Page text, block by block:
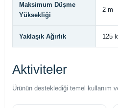
Maksimum Düşme
Yüksekliği
2 m
Yaklaşık Ağırlık 125
Aktiviteler
Ürünün desteklediği temel kullanım